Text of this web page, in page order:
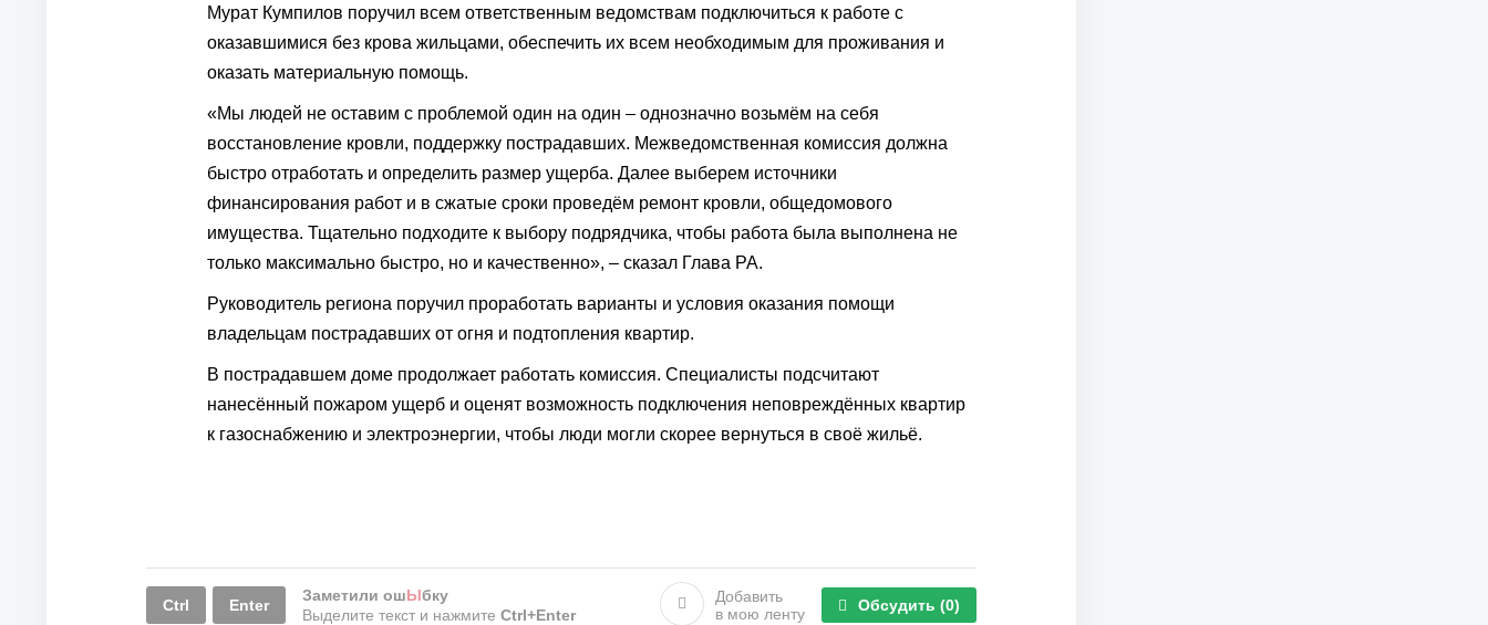
Мурат Кумпилов поручил всем ответственным ведомствам подключиться к работе с
оказавшимися без крова жильцами, обеспечить их всем необходимым для проживания и
оказать материальную помощь.
«Мы людей не оставим с проблемой один на один – однозначно возьмём на себя
восстановление кровли, поддержку пострадавших. Межведомственная комиссия должна
быстро отработать и определить размер ущерба. Далее выберем источники
финансирования работ и в сжатые сроки проведём ремонт кровли, общедомового
имущества. Тщательно подходите к выбору подрядчика, чтобы работа была выполнена не
только максимально быстро, но и качественно», – сказал Глава РА.
Руководитель региона поручил проработать варианты и условия оказания помощи
владельцам пострадавших от огня и подтопления квартир.
В пострадавшем доме продолжает работать комиссия. Специалисты подсчитают
нанесённый пожаром ущерб и оценят возможность подключения неповреждённых квартир
к газоснабжению и электроэнергии, чтобы люди могли скорее вернуться в своё жильё.
Ctrl Enter
Заметили ошЫбку
Выделите текст и нажмите Ctrl+Enter
Добавить
в мою ленту
Обсудить (0)